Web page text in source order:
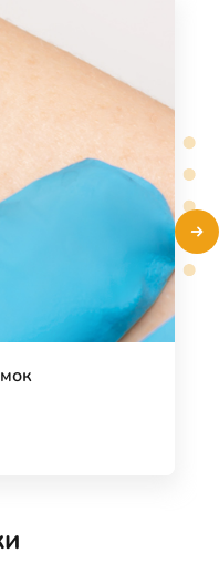
Ботулінотерапія,
кислотою,
Ліполітики,
Endoret, Ін'єкції
Linerase, Лікування
пластики,
Вогонь і лід
PRX-T33